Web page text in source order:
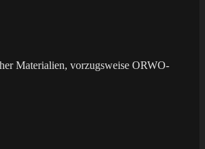
Materialien, vorzugsweise ORWO-